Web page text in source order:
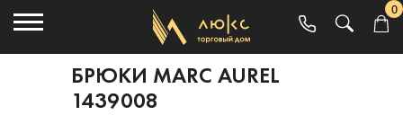
0
БРЮКИ MARC AUREL
1439008